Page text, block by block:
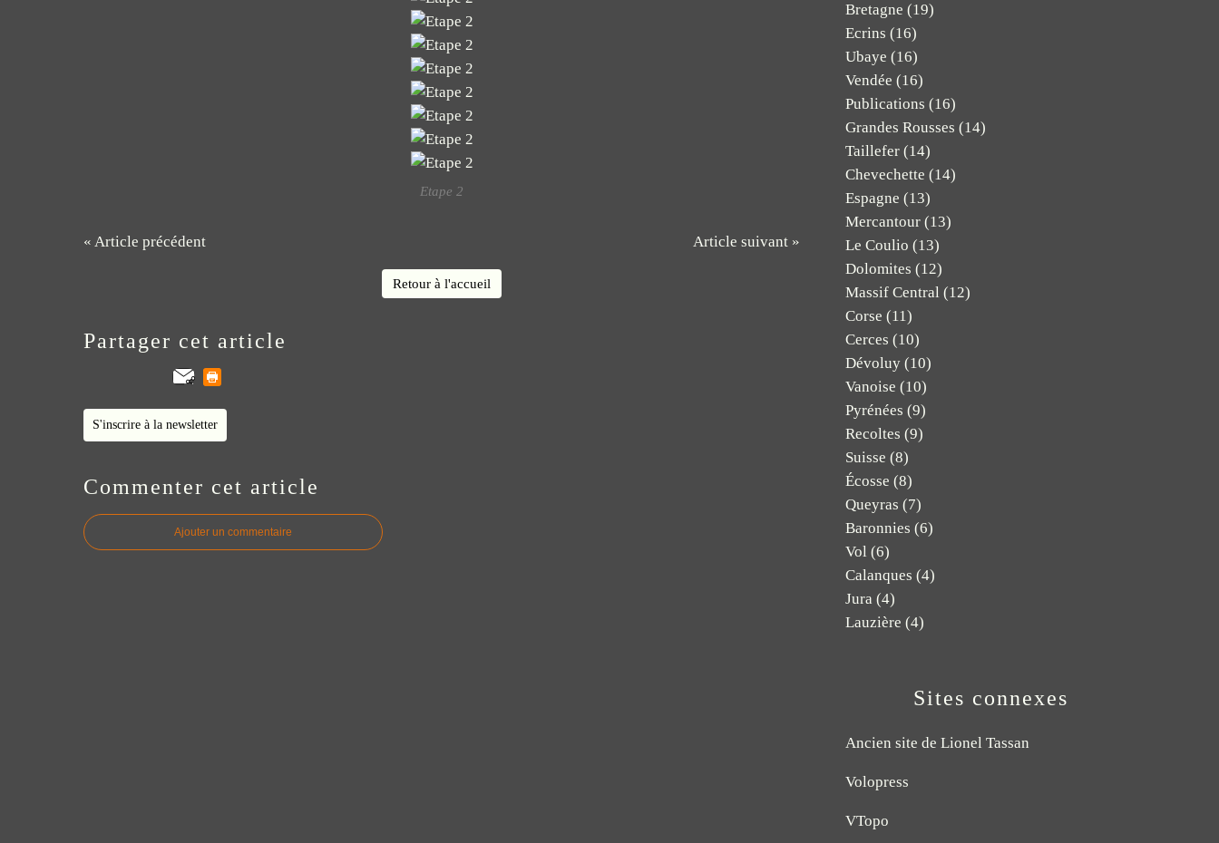
Etape 2
« Article précédent Article suivant »
Retour à l'accueil
Partager cet article
S'inscrire à la newsletter
Commenter cet article
Ajouter un commentaire
Bretagne (19)
Ecrins (16)
Ubaye (16)
Vendée (16)
Publications (16)
Grandes Rousses (14)
Taillefer (14)
Chevechette (14)
Espagne (13)
Mercantour (13)
Le Coulio (13)
Dolomites (12)
Massif Central (12)
Corse (11)
Cerces (10)
Dévoluy (10)
Vanoise (10)
Pyrénées (9)
Recoltes (9)
Suisse (8)
Écosse (8)
Queyras (7)
Baronnies (6)
Vol (6)
Calanques (4)
Jura (4)
Lauzière (4)
Sites connexes
Ancien site de Lionel Tassan
Volopress
VTopo